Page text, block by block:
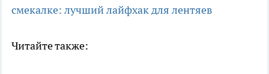
смекалке: лучший лайфхак для лентяев
Читайте также: